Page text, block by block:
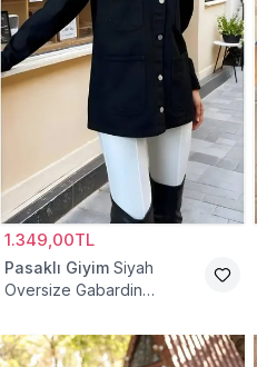
1.349,00TL
Pasaklı Giyim Siyah
Oversize Gabardin